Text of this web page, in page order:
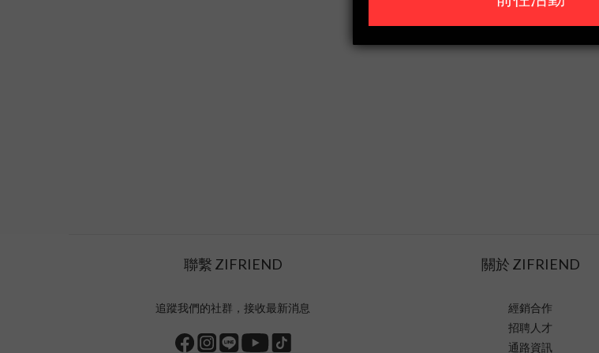
聯繫 ZIFRIEND
追蹤我們的社群，接收最新消息
關於 ZIFRIEND
經銷合作
招聘人才
通路資訊